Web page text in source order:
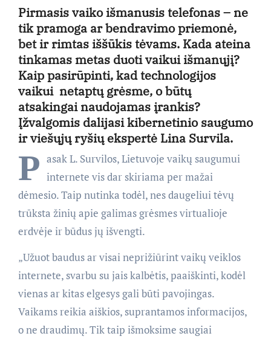
Pirmasis vaiko išmanusis telefonas – ne
tik pramoga ar bendravimo priemonė,
bet ir rimtas iššūkis tėvams. Kada ateina
tinkamas metas duoti vaikui išmanųjį?
Kaip pasirūpinti, kad technologijos
vaikui netaptų grėsme, o būtų
atsakingai naudojamas įrankis?
Įžvalgomis dalijasi kibernetinio saugumo
ir viešųjų ryšių ekspertė Lina Survila.
P asak L. Survilos, Lietuvoje vaikų saugumui
internete vis dar skiriama per mažai
dėmesio. Taip nutinka todėl, nes daugeliui tėvų
trūksta žinių apie galimas grėsmes virtualioje
erdvėje ir būdus jų išvengti.
„Užuot baudus ar visai neprižiūrint vaikų veiklos
internete, svarbu su jais kalbėtis, paaiškinti, kodėl
vienas ar kitas elgesys gali būti pavojingas.
Vaikams reikia aiškios, suprantamos informacijos,
o ne draudimų. Tik taip išmoksime saugiai